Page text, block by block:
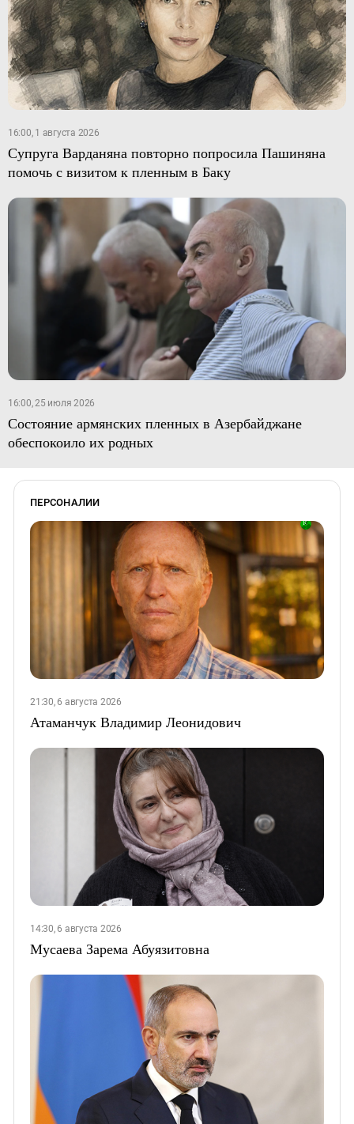
16:00, 1 августа 2026
Супруга Варданяна повторно попросила Пашиняна
помочь с визитом к пленным в Баку
16:00, 25 июля 2026
Состояние армянских пленных в Азербайджане
обеспокоило их родных
ПЕРСОНАЛИИ
21:30, 6 августа 2026
Атаманчук Владимир Леонидович
14:30, 6 августа 2026
Мусаева Зарема Абуязитовна